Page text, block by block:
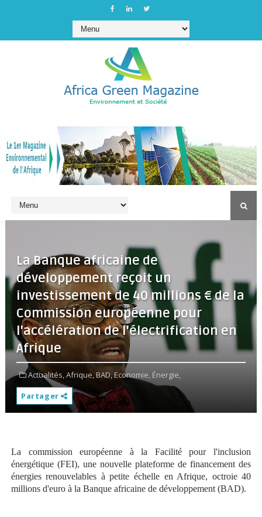
La Banque africaine de
développement reçoit un
investissement de 40 millions € de la
Commission européenne pour
l'accélération de l'électrification en
Afrique
Actualités,Afrique,BAD,Economie, Énergie,
Partager
La commission européenne à la Facilité pour l'inclusion
énergétique (FEI), une nouvelle plateforme de financement des
énergies renouvelables à petite échelle en Afrique, octroie 40
millions d'euro à la Banque africaine de développement (BAD).